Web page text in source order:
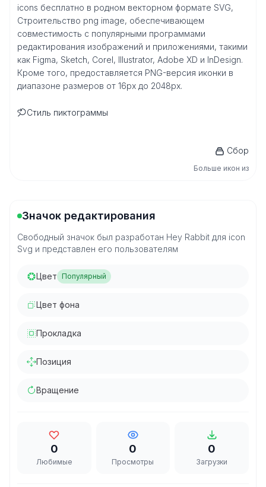
icons бесплатно в родном векторном формате SVG,
Строительство png image, обеспечивающем
совместимость с популярными программами
редактирования изображений и приложениями, такими
как Figma, Sketch, Corel, Illustrator, Adobe XD и InDesign.
Кроме того, предоставляется PNG-версия иконки в
диапазоне размеров от 16px до 2048px.
Стиль пиктограммы
Сбор
Больше икон из
Значок редактирования
Свободный значок был разработан Hey Rabbit для icon
Svg и представлен его пользователям
Цвет Популярный
Цвет фона
Прокладка
Позиция
Вращение
0
Любимые
0
Просмотры
0
Загрузки